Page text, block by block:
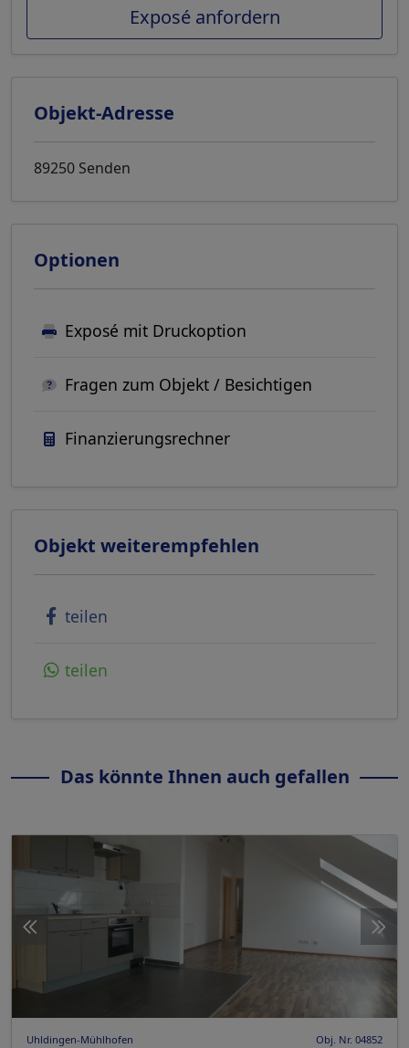
Exposé anfordern
Objekt-Adresse
89250 Senden
Optionen
Exposé mit Druckoption
Fragen zum Objekt / Besichtigen
Finanzierungsrechner
Objekt weiterempfehlen
teilen
teilen
Das könnte Ihnen auch gefallen
Uhldingen-Mühlhofen Obj. Nr. 04852